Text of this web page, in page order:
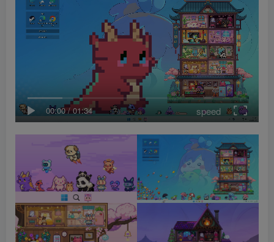
00:00/01:34 speed